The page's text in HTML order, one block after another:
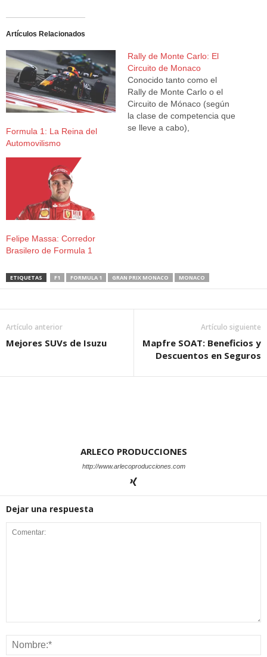
Artículos Relacionados
Formula 1: La Reina del
Automovilismo
Rally de Monte Carlo: El
Circuito de Monaco
Conocido tanto como el
Rally de Monte Carlo o el
Circuito de Mónaco (según
la clase de competencia que
se lleve a cabo),
Felipe Massa: Corredor
Brasilero de Formula 1
ETIQUETAS F1 FORMULA 1 GRAN PRIX MONACO MONACO
Artículo anterior
Mejores SUVs de Isuzu
Artículo siguiente
Mapfre SOAT: Beneficios y
Descuentos en Seguros
ARLECO PRODUCCIONES
http://www.arlecoproducciones.com
Dejar una respuesta